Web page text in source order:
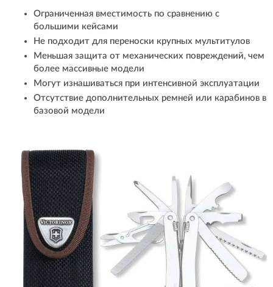
Ограниченная вместимость по сравнению с
большими кейсами
Не подходит для переноски крупных мультитулов
Меньшая защита от механических повреждений, чем
более массивные модели
Могут изнашиваться при интенсивной эксплуатации
Отсутствие дополнительных ремней или карабинов в
базовой модели